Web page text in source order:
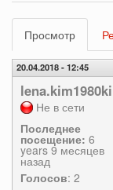
Главные
вкладки
Просмотр
20.04.2018 - 12:45
Не в сети
Последнее
посещение: 6
years 9 месяцев
назад
Голосов: 2